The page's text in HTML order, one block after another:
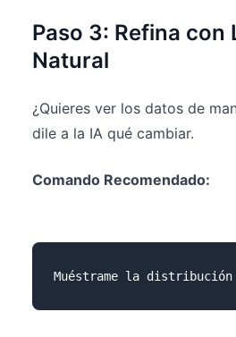
Paso 3: Refina con
Natural
¿Quieres ver los datos de
dile a la IA qué cambiar.
Comando Recomendado: